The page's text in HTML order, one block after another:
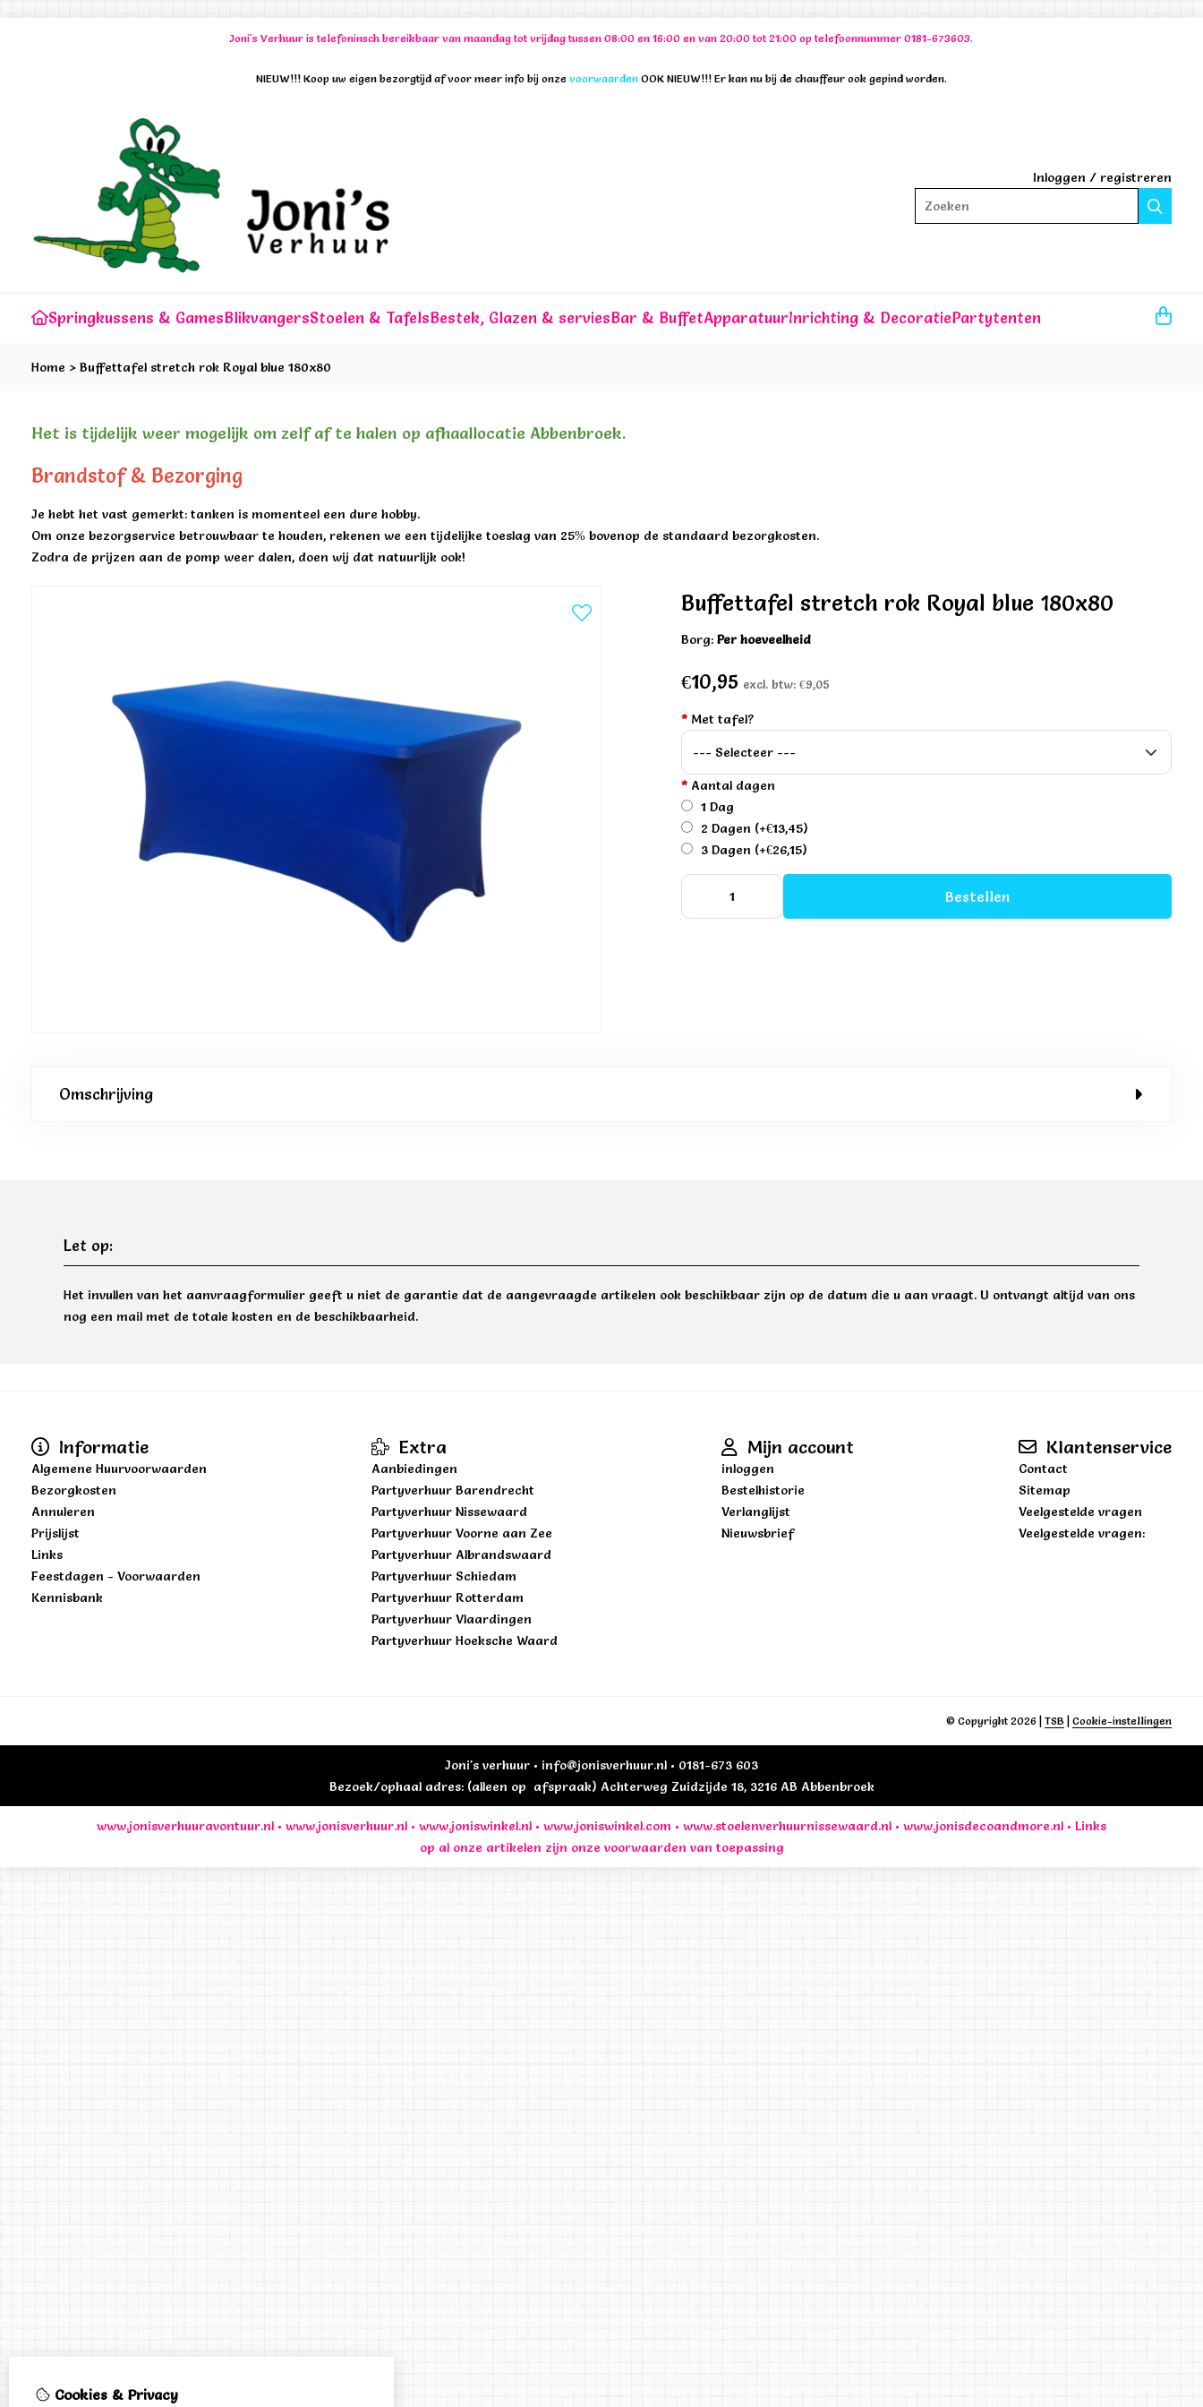
Joni's Verhuur is telefoninsch bereikbaar van maandag tot vrijdag tussen 08:00 en 16:00 en van 20:00 tot 21:00 op telefoonnummer 0181-673603.
NIEUW!!! Koop uw eigen bezorgtijd af voor meer info bij onze voorwaarden OOK NIEUW!!! Er kan nu bij de chauffeur ook gepind worden.
Inloggen / registreren
Zoeken
Springkussens & GamesBlikvangersStoelen & TafelsBestek, Glazen & serviesBar & BuffetApparatuurInrichting & DecoratiePartytenten
Home > Buffettafel stretch rok Royal blue 180x80
Het is tijdelijk weer mogelijk om zelf af te halen op afhaallocatie Abbenbroek.
Brandstof & Bezorging
Je hebt het vast gemerkt: tanken is momenteel een dure hobby.
Om onze bezorgservice betrouwbaar te houden, rekenen we een tijdelijke toeslag van 25% bovenop de standaard bezorgkosten.
Zodra de prijzen aan de pomp weer dalen, doen wij dat natuurlijk ook!
Buffettafel stretch rok Royal blue 180x80
Borg:Per hoeveelheid
€10,95 excl. btw:€9,05
* Met tafel?
* Aantal dagen
1 Dag
2 Dagen (+€13,45)
3 Dagen (+€26,15)
Bestellen
Omschrijving
Let op:
Het invullen van het aanvraagformulier geeft u niet de garantie dat de aangevraagde artikelen ook beschikbaar zijn op de datum die u aan vraagt. U ontvangt altijd van ons
nog een mail met de totale kosten en de beschikbaarheid.
Informatie
Algemene Huurvoorwaarden
Bezorgkosten
Annuleren
Prijslijst
Links
Feestdagen - Voorwaarden
Kennisbank
Extra
Aanbiedingen
Partyverhuur Barendrecht
Partyverhuur Nissewaard
Partyverhuur Voorne aan Zee
Partyverhuur Albrandswaard
Partyverhuur Schiedam
Partyverhuur Rotterdam
Partyverhuur Vlaardingen
Partyverhuur Hoeksche Waard
Mijn account
inloggen
Bestelhistorie
Verlanglijst
Nieuwsbrief
Klantenservice
Contact
Sitemap
Veelgestelde vragen
Veelgestelde vragen:
© Copyright 2026 TSB Cookie-instellingen
Joni's verhuur • info@jonisverhuur.nl • 0181-673 603
Bezoek/ophaal adres: (alleen op afspraak) Achterweg Zuidzijde 18, 3216 AB Abbenbroek
www.jonisverhuuravontuur.nl • www.jonisverhuur.nl • www.joniswinkel.nl • www.joniswinkel.com • www.stoelenverhuurnissewaard.nl • www.jonisdecoandmore.nl • Links
op al onze artikelen zijn onze voorwaarden van toepassing
Cookies & Privacy